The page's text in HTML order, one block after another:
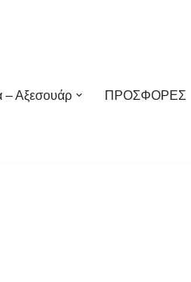
– Αξεσουάρ ΠΡΟΣΦΟΡΕΣ